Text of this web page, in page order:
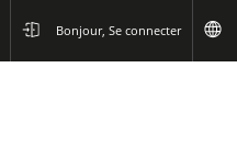
Bonjour, Se connecter